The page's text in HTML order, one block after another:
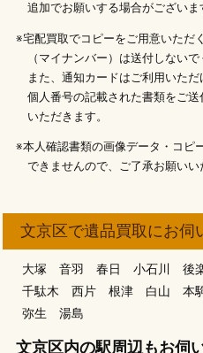
追加でお願いする場合がございま
※宅配買取でコピーをご用意いただ
（マイナンバー）は送付しないで
また、通知カードはご利用いただ
個人番号の記載された書類をご
いただきます。
※本人確認書類の画像データ・コピ
できませんので、ご了承お願いい
文京区で遺品買取にお伺
大塚 音羽 春日 小石川 後
千駄木
西片 根津 白山 本
弥生
湯島
文京区内の駅周辺もお伺